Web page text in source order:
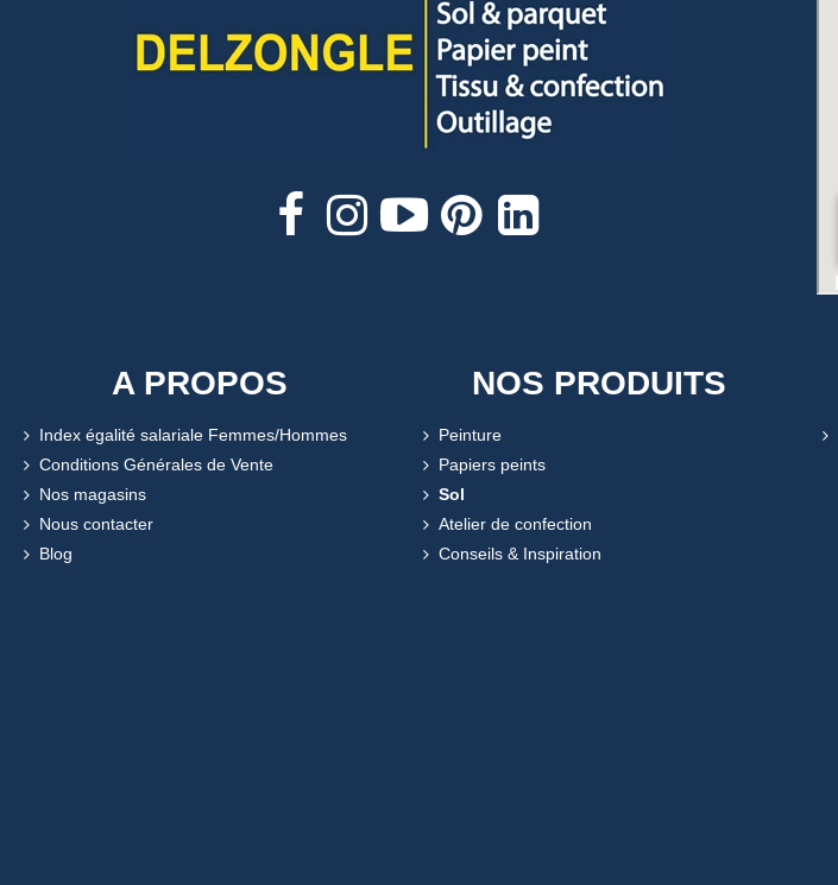
A PROPOS
Index égalité salariale Femmes/Hommes
Conditions Générales de Vente
Nos magasins
Nous contacter
Blog
NOS PRODUITS
Peinture
Papiers peints
Sol
Atelier de confection
Conseils & Inspiration